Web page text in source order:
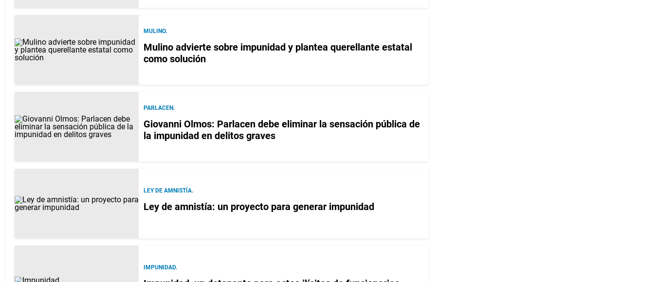
MULINO.
Mulino advierte sobre impunidad y plantea querellante estatal
como solución
PARLACEN.
Giovanni Olmos: Parlacen debe eliminar la sensación pública de
la impunidad en delitos graves
LEY DE AMNISTÍA.
Ley de amnistía: un proyecto para generar impunidad
IMPUNIDAD.